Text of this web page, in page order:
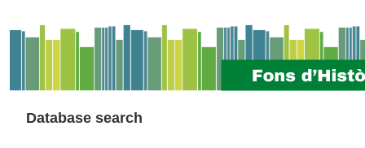
Database search